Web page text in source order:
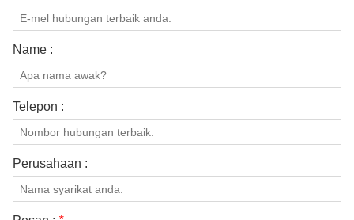
Name :
Telepon :
Perusahaan :